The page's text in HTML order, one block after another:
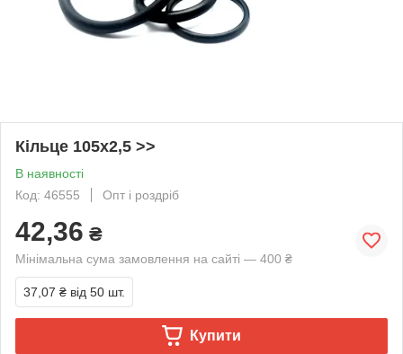
Кільце 105х2,5 >>
В наявності
Код: 46555
Опт і роздріб
42,36 ₴
Мінімальна сума замовлення на сайті — 400 ₴
37,07 ₴ від 50 шт.
Купити